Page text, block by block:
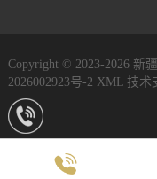
Copyright © 2023-2026 新
2026002923号-2 XML 技术